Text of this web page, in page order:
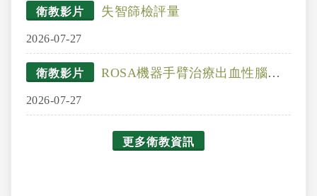
衛教影片 失智篩檢評量
2026-07-27
衛教影片 ROSA機器手臂治療出血性腦中風
2026-07-27
更多衛教資訊